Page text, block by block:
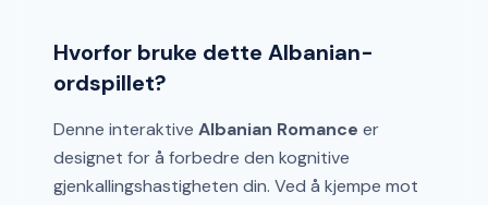
Hvorfor bruke dette Albanian-
ordspillet?
Denne interaktive Albanian Romance er
designet for å forbedre den kognitive
gjenkallingshastigheten din. Ved å kjempe mot